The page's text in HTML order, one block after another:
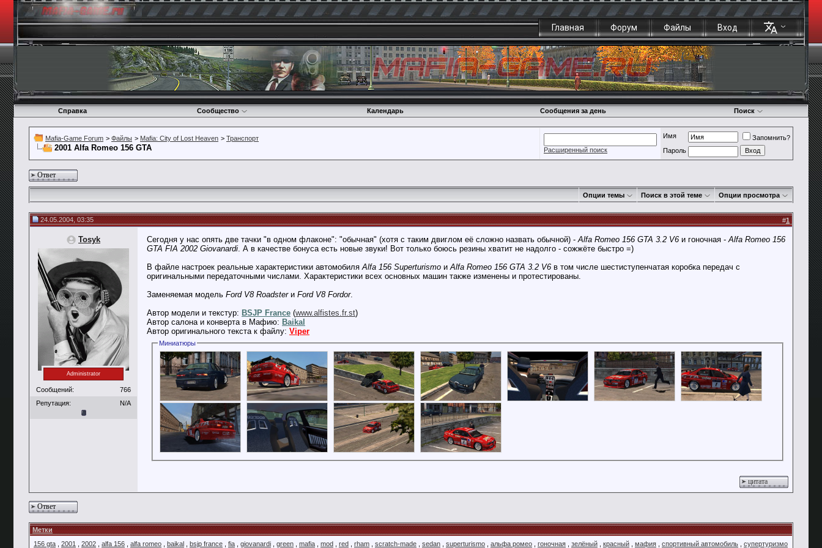
Главная Форум Файлы Вход
Справка Сообщество Календарь Сообщения за день Поиск
Mafia-Game Forum > Файлы > Mafia: City of Lost Heaven > Транспорт
2001 Alfa Romeo 156 GTA Расширенный поиск
Имя
Запомнить?
Пароль
Ответ
Опции темы Поиск в этой теме Опции просмотра
24.05.2004, 03:35 #1
Tosyk
Administrator
Сообщений:
766
Репутация:
N/A
Сегодня у нас опять две тачки "в одном флаконе": "обычная" (хотя с таким двиглом её сложно назвать обычной) -Alfa Romeo 156 GTA 3.2 V6 и гоночная -Alfa Romeo 156
GTA FIA 2002 Giovanardi. А в качестве бонуса есть новые звуки! Вот только боюсь резины хватит не надолго - сожжёте быстро =)
В файле настроек реальные характеристики автомобиляAlfa 156 Superturismo иAlfa Romeo 156 GTA 3.2 V6 в том числе шестиступенчатая коробка передач с
оригинальными передаточными числами. Характеристики всех основных машин также изменены и протестированы.
Заменяемая модель Ford V8 Roadsterи Ford V8 Fordor.
Автор модели и текстур: BSJP France (www.alfistes.fr.st)
Автор салона и конверта в Мафию: Baikal
Автор оригинального текста к файлу: Viper
Миниатюры
цитата
Ответ
Метки
156 gta
2001 2002 alfa 156 alfa romeo baikal bsjp france fia giovanardi green mafia mod red rham scratch-made sedan superturismo альфа ромео гоночная зелёный красный мафия спортивный автомобиль супертуризмо